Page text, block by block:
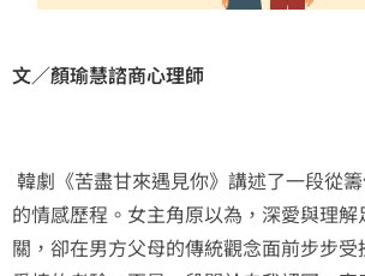
文／顏瑜慧諮商心理師
韓劇《苦盡甘來遇見你》講述了一段從
的情感歷程。女主角原以為，深愛與理
關，卻在男方父母的傳統觀念面前步步